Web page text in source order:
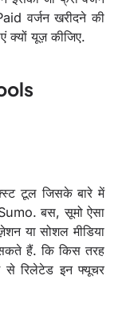
वर्जन खरीदने की
क्यों यूज़ कीजिए.
टूल जिसके बारे में
बस, सूमो ऐसा
या सोशल मीडिया
सकते हैं. कि किस तरह
से रिलेटेड इन फ्यूचर